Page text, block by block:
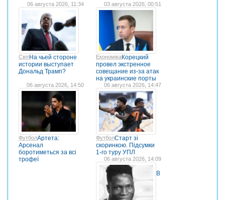
06 августа 2026, 11:34
СвітНа чьей стороне
истории выступает
Дональд Трамп?
03 августа 2026, 00:51
ЕкономікаКорецкий
провел экстренное
совещание из-за атак
на украинские порты
06 августа 2026, 14:50
ФутболАртета:
Арсенал
боротиметься за всі
трофеї
06 августа 2026, 14:47
ФутболСтарт зі
скоринкою. Підсумки
1-го туру УПЛ
06 августа 2026, 14:09
В